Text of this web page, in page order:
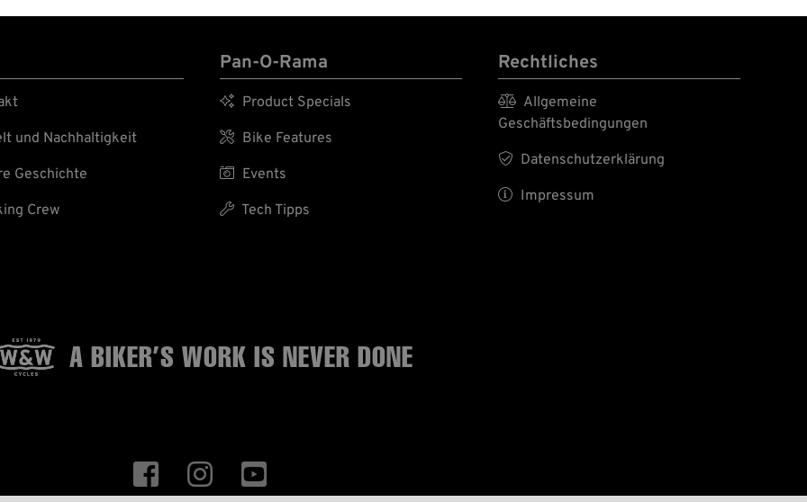
und Nachhaltigkeit
Geschichte
Crew
Pan-O-Rama
 Product Specials
 Bike Features
 Events
 Tech Tipps
Rechtliches
 Allgemeine
Geschäftsbedingungen
 Datenschutzerklärung
 Impressum
A BIKER’S WORK IS NEVER DONE
  